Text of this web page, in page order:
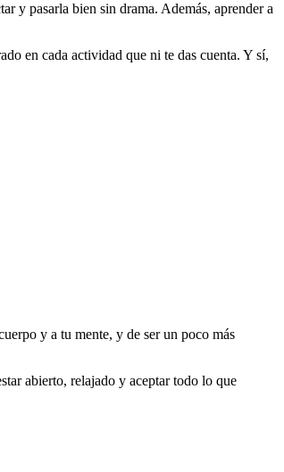
y pasarla bien sin drama. Además, aprender a
en cada actividad que ni te das cuenta. Y sí,
y a tu mente, y de ser un poco más
abierto, relajado y aceptar todo lo que